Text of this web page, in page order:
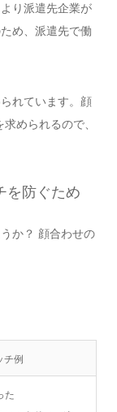
り派遣先企業が
め、派遣先で働
れています。顔
められるので、
を防ぐため
か？ 顔合わせの
チ例
た